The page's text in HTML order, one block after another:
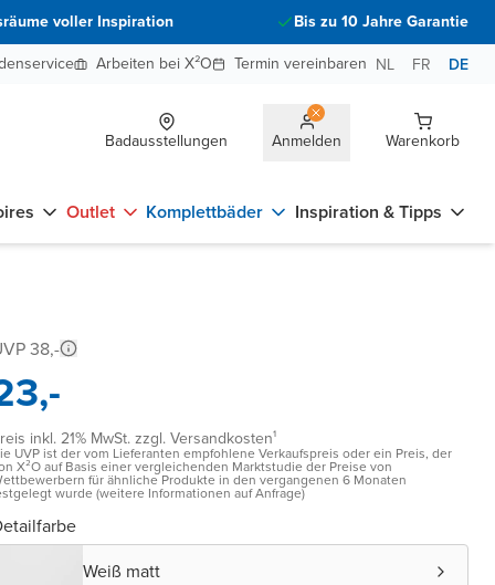
voller Inspiration
Bis zu 10 Jahre Garantie
Arbeiten bei X²O Termin vereinbaren NL FR DE
Badausstellungen Anmelden Warenkorb
Outlet Komplettbäder Inspiration & Tipps
38,-
inkl. 21% MwSt. zzgl. Versandkosten¹
UVP ist der vom Lieferanten empfohlene Verkaufspreis oder ein Preis, der
X²O auf Basis einer vergleichenden Marktstudie der Preise von
für ähnliche Produkte in den vergangenen 6 Monaten
wurde (weitere Informationen auf Anfrage)
Weiß matt